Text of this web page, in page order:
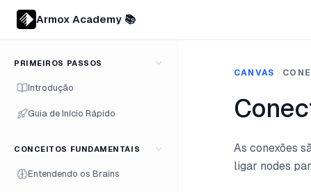
Armox Academy 📚
PRIMEIROS PASSOS
Introdução
Guia de Início Rápido
CONCEITOS FUNDAMENTAIS
Entendendo os Brains
CANVAS
As conexões
ligar nodes